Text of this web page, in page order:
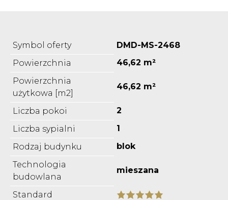
Symbol oferty
DMD-MS-2468
Powierzchnia
46,62 m²
Powierzchnia
użytkowa [m2]
46,62 m²
Liczba pokoi
2
Liczba sypialni
1
Rodzaj budynku
blok
Technologia
budowlana
mieszana
Standard